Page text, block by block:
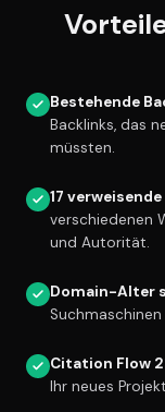
Bestehende
Backlinks, das
müssten.
17
verschiedenen
und Autorität.
Domain-Alter
Citation Flow
Ihr neues